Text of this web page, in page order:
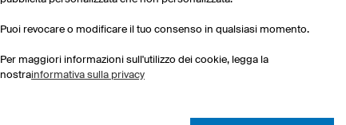
Puoi revocare o modificare il tuo consenso in qualsiasi momento.
Per maggiori informazioni sull'utilizzo dei cookie, legga la
nostrainformativa sulla privacy